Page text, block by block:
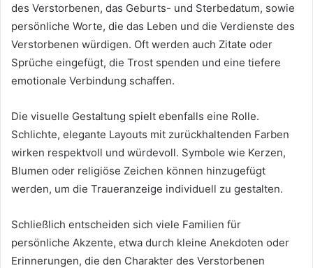
des Verstorbenen, das Geburts- und Sterbedatum, sowie
persönliche Worte, die das Leben und die Verdienste des
Verstorbenen würdigen. Oft werden auch Zitate oder
Sprüche eingefügt, die Trost spenden und eine tiefere
emotionale Verbindung schaffen.
Die visuelle Gestaltung spielt ebenfalls eine Rolle.
Schlichte, elegante Layouts mit zurückhaltenden Farben
wirken respektvoll und würdevoll. Symbole wie Kerzen,
Blumen oder religiöse Zeichen können hinzugefügt
werden, um die Traueranzeige individuell zu gestalten.
Schließlich entscheiden sich viele Familien für
persönliche Akzente, etwa durch kleine Anekdoten oder
Erinnerungen, die den Charakter des Verstorbenen